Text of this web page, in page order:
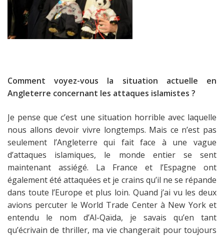
Comment voyez-vous la situation actuelle en
Angleterre concernant les attaques islamistes ?
Je pense que c’est une situation horrible avec laquelle
nous allons devoir vivre longtemps. Mais ce n’est pas
seulement l’Angleterre qui fait face à une vague
d’attaques islamiques, le monde entier se sent
maintenant assiégé. La France et l’Espagne ont
également été attaquées et je crains qu’il ne se répande
dans toute l’Europe et plus loin. Quand j’ai vu les deux
avions percuter le World Trade Center à New York et
entendu le nom d’Al-Qaïda, je savais qu’en tant
qu’écrivain de thriller, ma vie changerait pour toujours